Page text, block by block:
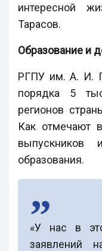
интересной
Тарасов.
Образование и
РГПУ им. А. И.
порядка 5
регионов
Как отмечают
выпускников
образования.
«У нас в
заявлений